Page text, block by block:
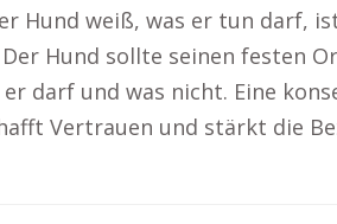
Hund weiß, was er tun darf,
Hund sollte seinen festen
darf und was nicht. Eine
Vertrauen und stärkt die